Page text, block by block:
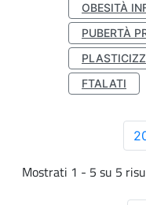
OBESITÀ
PUBERTÀ
FTALATI
Mostrati 1 - 5 su 5